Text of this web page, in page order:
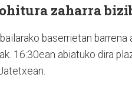
zaharra
baserrietan
16:30ean abiatuko dira